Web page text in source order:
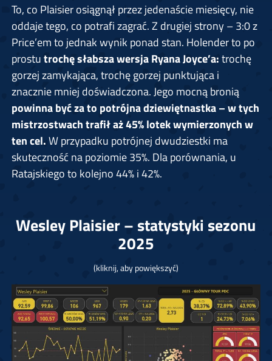
To, co Plaisier osiągnął przez jedenaście miesięcy, nie
oddaje tego, co potrafi zagrać. Z drugiej strony – 3:0 z
Price’em to jednak wynik ponad stan. Holender to po
prostutrochę słabsza wersja Ryana Joyce’a:trochę
gorzej zamykająca, trochę gorzej punktująca i
znacznie mniej doświadczona. Jego mocną bronią
powinna być za to potrójna dziewiętnastka – w tych
mistrzostwach trafił aż 45% lotek wymierzonych w
ten cel.W przypadku potrójnej dwudziestki ma
skuteczność na poziomie 35%. Dla porównania, u
Ratajskiego to kolejno 44% i 42%.
Wesley Plaisier – statystyki sezonu
2025
(kliknij, aby powiększyć)